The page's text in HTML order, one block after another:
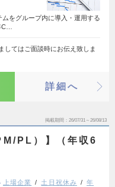
ムをグループ内に導入・運用する
してはご面談時にお伝え致しま
詳細へ
掲載期間 26/07/31～26/08/13
PL）】（年収6
上場企業 土日祝休み
年